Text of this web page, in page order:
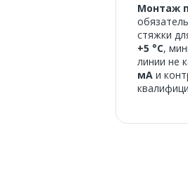
Монтаж
стяжки
+5 °C,
линии не
мА и